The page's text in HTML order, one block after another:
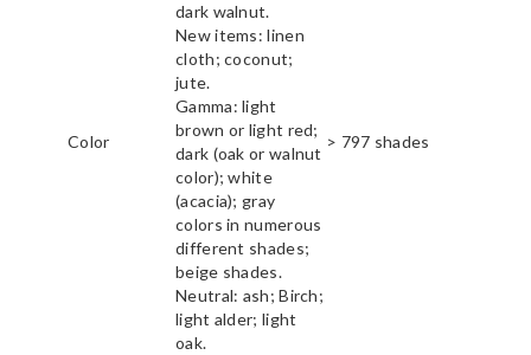
Color
dark walnut.
New items: linen
cloth; coconut;
jute.
Gamma: light
brown or light red;
dark (oak or walnut
color); white
(acacia); gray
colors in numerous
different shades;
beige shades.
Neutral: ash; Birch;
light alder; light
oak.
> 797 shades